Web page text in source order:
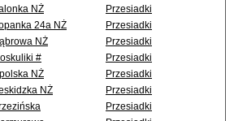
NŻ
Przesiadki
24a NŻ
Przesiadki
NŻ
Przesiadki
#
Przesiadki
NŻ
Przesiadki
NŻ
Przesiadki
Przesiadki